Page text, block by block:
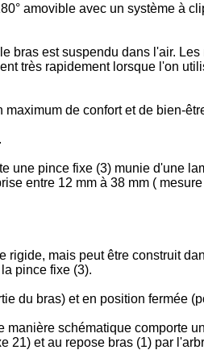
amovible avec un système à
bras est suspendu dans l'air.
très rapidement lorsque l'on
de confort et de bien-
une pince fixe (3) munie d'une
entre 12 mm à 38 mm (
mais peut être construit
pince fixe (3).
du bras) et en position fermée
schématique comporte
21) et au repose bras (1) par